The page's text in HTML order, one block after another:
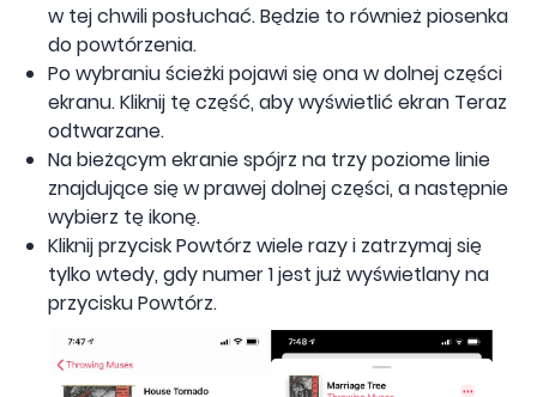
w tej chwili posłuchać. Będzie to również piosenka
do powtórzenia.
Po wybraniu ścieżki pojawi się ona w dolnej części
ekranu. Kliknij tę część, aby wyświetlić ekran Teraz
odtwarzane.
Na bieżącym ekranie spójrz na trzy poziome linie
znajdujące się w prawej dolnej części, a następnie
wybierz tę ikonę.
Kliknij przycisk Powtórz wiele razy i zatrzymaj się
tylko wtedy, gdy numer 1 jest już wyświetlany na
przycisku Powtórz.